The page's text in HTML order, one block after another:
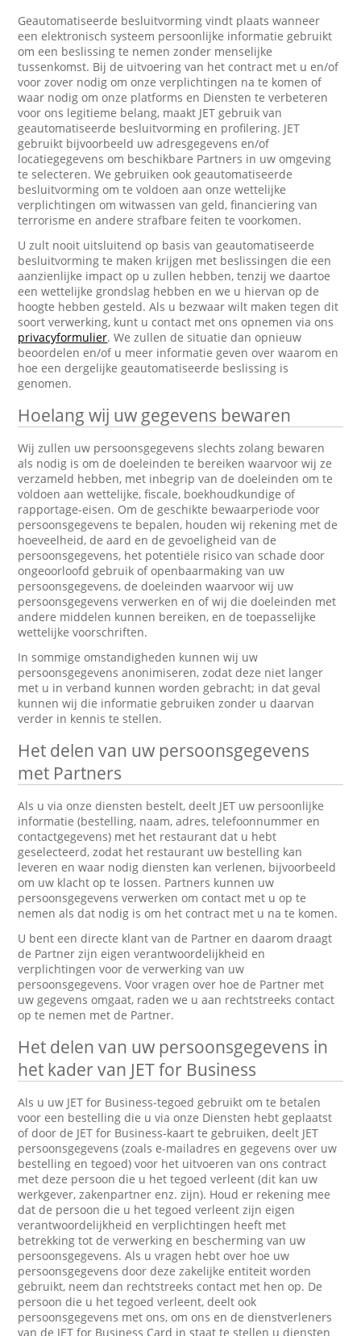
Geautomatiseerde besluitvorming vindt plaats wanneer
een elektronisch systeem persoonlijke informatie gebruikt
om een beslissing te nemen zonder menselijke
tussenkomst. Bij de uitvoering van het contract met u en/of
voor zover nodig om onze verplichtingen na te komen of
waar nodig om onze platforms en Diensten te verbeteren
voor ons legitieme belang, maakt JET gebruik van
geautomatiseerde besluitvorming en profilering. JET
gebruikt bijvoorbeeld uw adresgegevens en/of
locatiegegevens om beschikbare Partners in uw omgeving
te selecteren. We gebruiken ook geautomatiseerde
besluitvorming om te voldoen aan onze wettelijke
verplichtingen om witwassen van geld, financiering van
terrorisme en andere strafbare feiten te voorkomen.
U zult nooit uitsluitend op basis van geautomatiseerde
besluitvorming te maken krijgen met beslissingen die een
aanzienlijke impact op u zullen hebben, tenzij we daartoe
een wettelijke grondslag hebben en we u hiervan op de
hoogte hebben gesteld. Als u bezwaar wilt maken tegen dit
soort verwerking, kunt u contact met ons opnemen via ons
privacyformulier. We zullen de situatie dan opnieuw
beoordelen en/of u meer informatie geven over waarom en
hoe een dergelijke geautomatiseerde beslissing is
genomen.
Hoelang wij uw gegevens bewaren
Wij zullen uw persoonsgegevens slechts zolang bewaren
als nodig is om de doeleinden te bereiken waarvoor wij ze
verzameld hebben, met inbegrip van de doeleinden om te
voldoen aan wettelijke, fiscale, boekhoudkundige of
rapportage-eisen. Om de geschikte bewaarperiode voor
persoonsgegevens te bepalen, houden wij rekening met de
hoeveelheid, de aard en de gevoeligheid van de
persoonsgegevens, het potentiële risico van schade door
ongeoorloofd gebruik of openbaarmaking van uw
persoonsgegevens, de doeleinden waarvoor wij uw
persoonsgegevens verwerken en of wij die doeleinden met
andere middelen kunnen bereiken, en de toepasselijke
wettelijke voorschriften.
In sommige omstandigheden kunnen wij uw
persoonsgegevens anonimiseren, zodat deze niet langer
met u in verband kunnen worden gebracht; in dat geval
kunnen wij die informatie gebruiken zonder u daarvan
verder in kennis te stellen.
Het delen van uw persoonsgegevens
met Partners
Als u via onze diensten bestelt, deelt JET uw persoonlijke
informatie (bestelling, naam, adres, telefoonnummer en
contactgegevens) met het restaurant dat u hebt
geselecteerd, zodat het restaurant uw bestelling kan
leveren en waar nodig diensten kan verlenen, bijvoorbeeld
om uw klacht op te lossen. Partners kunnen uw
persoonsgegevens verwerken om contact met u op te
nemen als dat nodig is om het contract met u na te komen.
U bent een directe klant van de Partner en daarom draagt
de Partner zijn eigen verantwoordelijkheid en
verplichtingen voor de verwerking van uw
persoonsgegevens. Voor vragen over hoe de Partner met
uw gegevens omgaat, raden we u aan rechtstreeks contact
op te nemen met de Partner.
Het delen van uw persoonsgegevens in
het kader van JET for Business
Als u uw JET for Business-tegoed gebruikt om te betalen
voor een bestelling die u via onze Diensten hebt geplaatst
of door de JET for Business-kaart te gebruiken, deelt JET
persoonsgegevens (zoals e-mailadres en gegevens over uw
bestelling en tegoed) voor het uitvoeren van ons contract
met deze persoon die u het tegoed verleent (dit kan uw
werkgever, zakenpartner enz. zijn). Houd er rekening mee
dat de persoon die u het tegoed verleent zijn eigen
verantwoordelijkheid en verplichtingen heeft met
betrekking tot de verwerking en bescherming van uw
persoonsgegevens. Als u vragen hebt over hoe uw
persoonsgegevens door deze zakelijke entiteit worden
gebruikt, neem dan rechtstreeks contact met hen op. De
persoon die u het tegoed verleent, deelt ook
persoonsgegevens met ons, om ons en de dienstverleners
van de JET for Business Card in staat te stellen u diensten